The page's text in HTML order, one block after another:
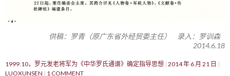
供稿：罗青（原广东省外经贸委主任） 录入：罗训森
2014.6.18
1999.10，罗元发老将军为《中华罗氏通谱》确定指导思想 2014 年 6 月 21 日
LUOXUNSEN
1 COMMENT